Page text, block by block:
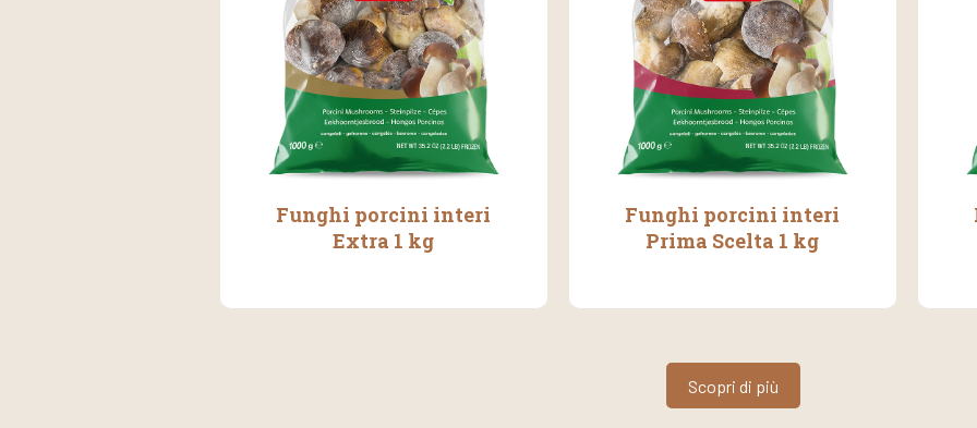
Funghi porcini interi
Extra 1 kg
Funghi porcini interi
Prima Scelta 1 kg
Scopri di più